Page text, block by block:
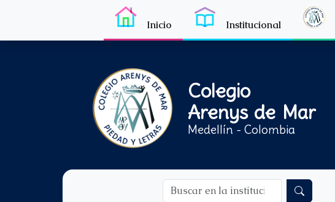
Inicio Institucional
Colegio
Arenys de Mar
Medellín - Colombia